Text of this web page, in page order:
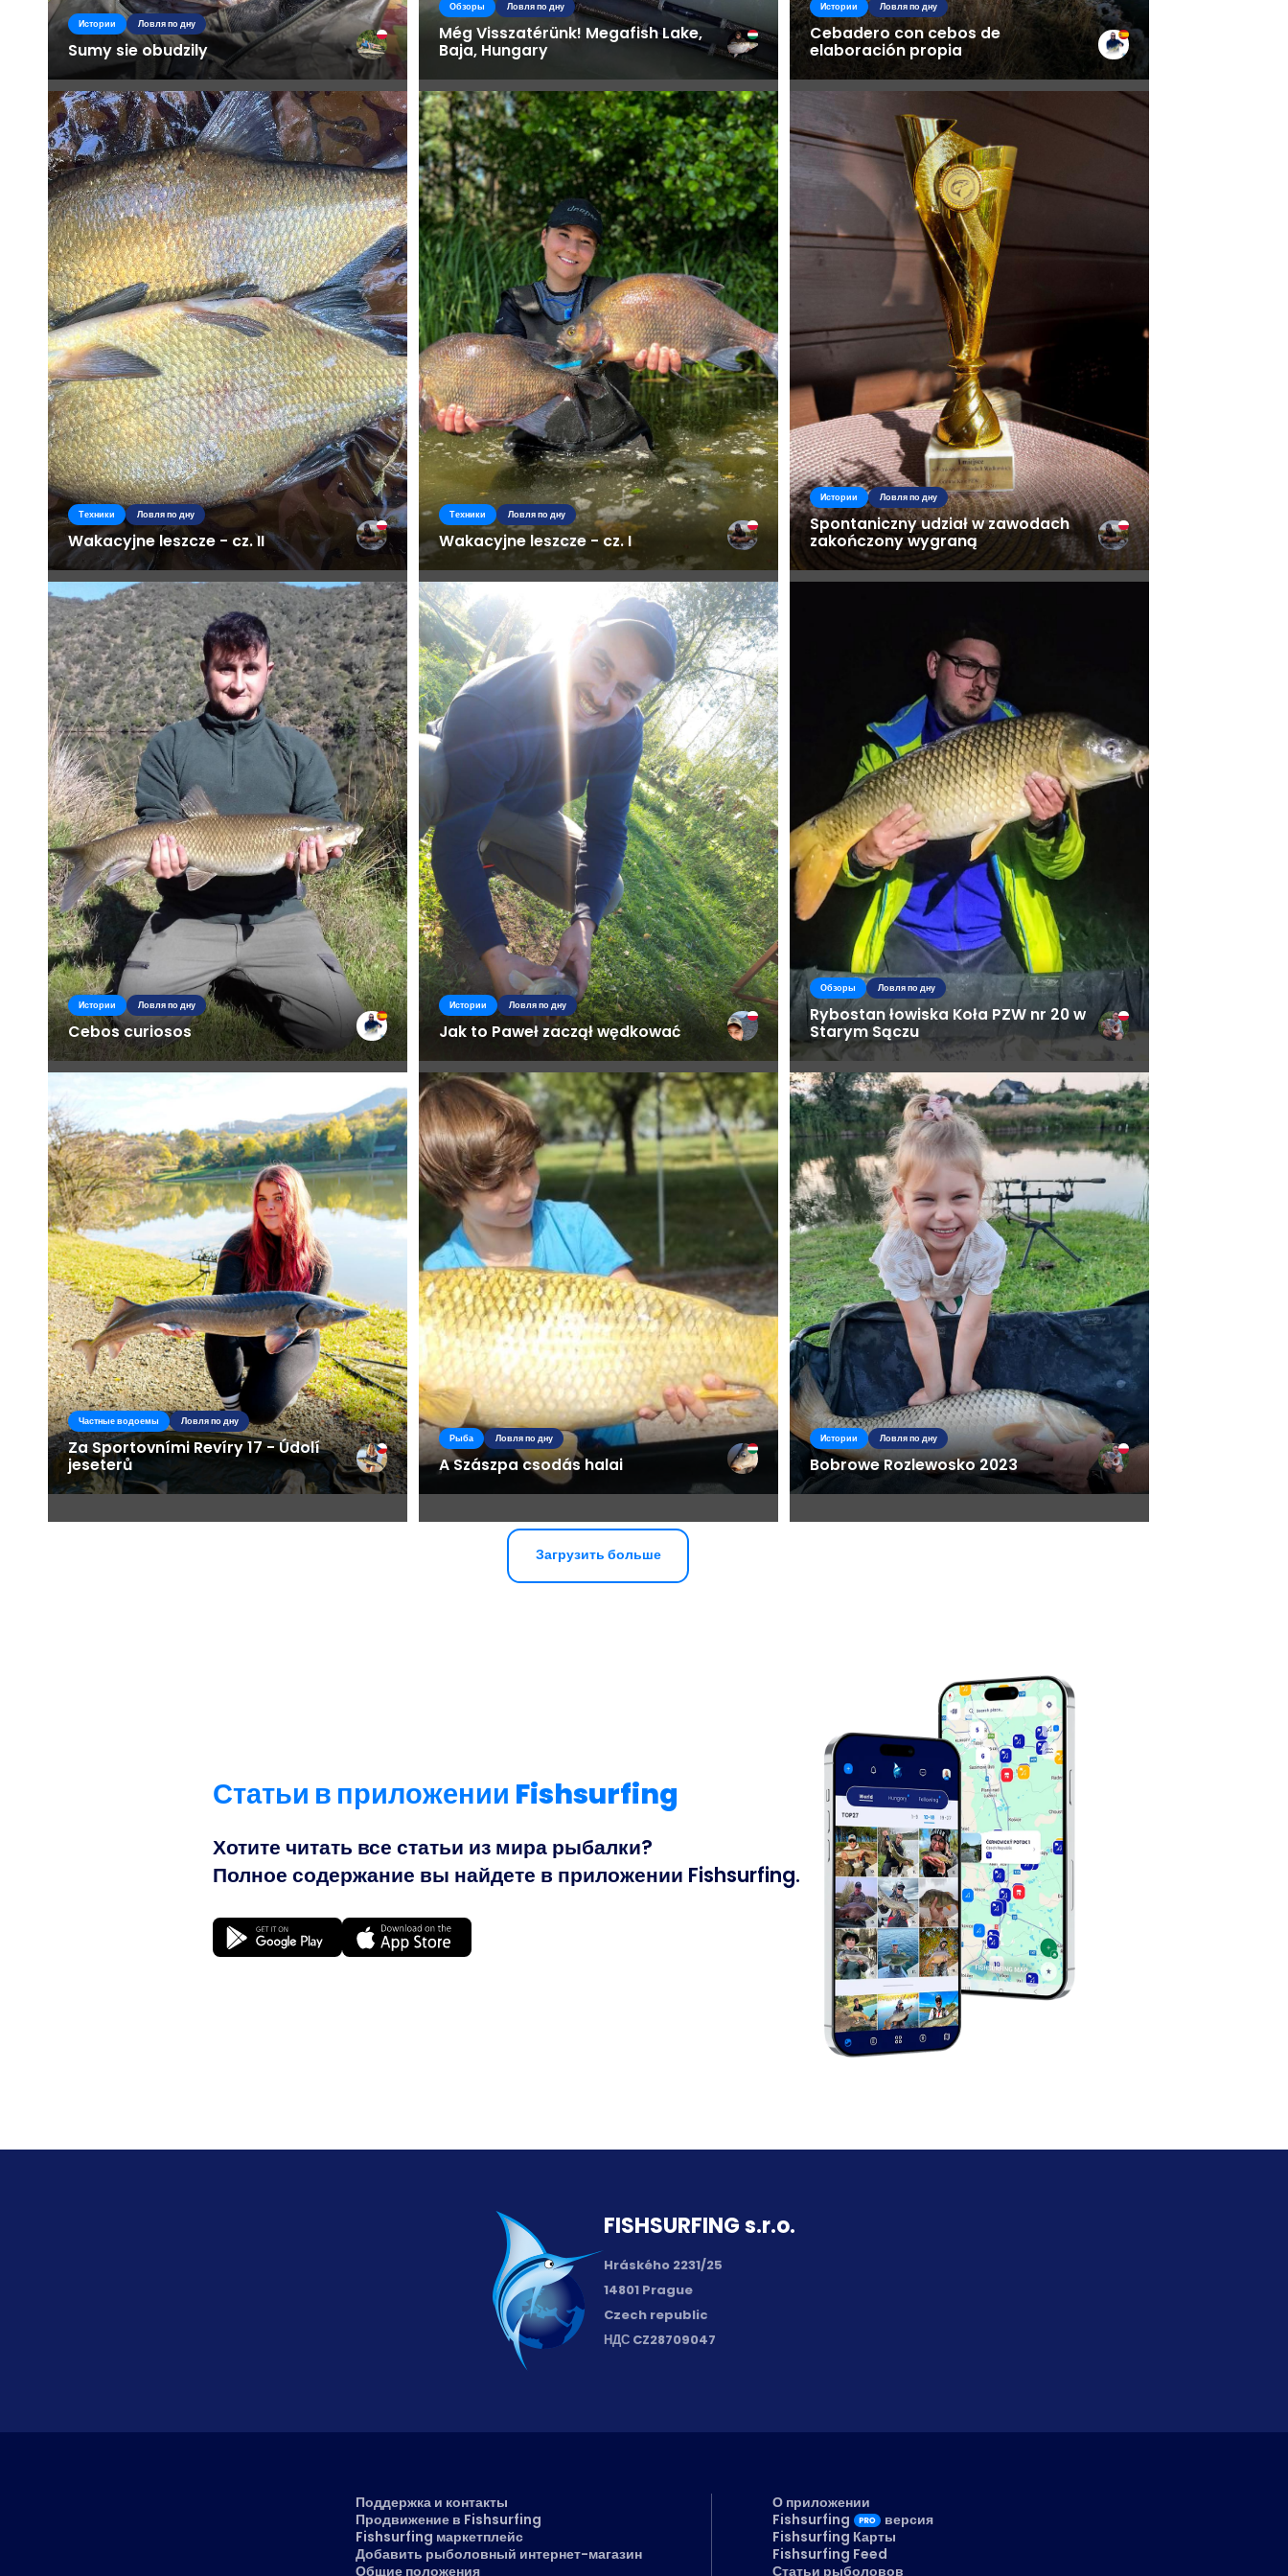
Истории Ловля по дну
Sumy sie obudzily
Обзоры Ловля по дну
Még Visszatérünk! Megafish Lake,
Baja, Hungary
Истории Ловля по дну
Cebadero con cebos de
elaboración propia
Техники Ловля по дну
Wakacyjne leszcze - cz. II
Техники Ловля по дну
Wakacyjne leszcze - cz. I
Истории Ловля по дну
Spontaniczny udział w zawodach
zakończony wygraną
Истории Ловля по дну
Cebos curiosos
Истории Ловля по дну
Jak to Paweł zaczął wędkować
Обзоры Ловля по дну
Rybostan łowiska Koła PZW nr 20 w
Starym Sączu
Частные водоемы Ловля по дну
Za Sportovními Revíry 17 - Údolí
jeseterů
Рыба Ловля по дну
A Szászpa csodás halai
Истории Ловля по дну
Bobrowe Rozlewosko 2023
Загрузить больше
Статьи в приложении Fishsurfing
Хотите читать все статьи из мира рыбалки?
Полное содержание вы найдете в приложении Fishsurfing.
FISH­SURFING s.r.o.
Hráského 2231/25
14801 Prague
Czech republic
НДС CZ28709047
Поддержка и контакты
Продвижение в Fishsurfing
Fishsurfing маркетплейс
Добавить рыболовный интернет-магазин
Общие положения
О приложении
Fishsurfing
версия
Fishsurfing Карты
Fishsurfing Feed
Статьи рыболовов